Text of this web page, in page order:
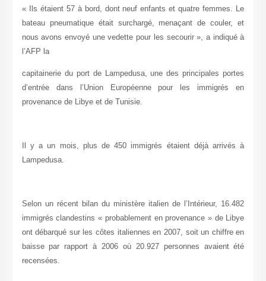
« Ils étaient 57 à bord, dont neuf enfants et quatre femmes. Le
bateau pneumatique était surchargé, menaçant de couler, et
nous avons envoyé une vedette pour les secourir », a indiqué à
l’AFP la
capitainerie du port de Lampedusa, une des principales portes
d’entrée dans l’Union Européenne pour les immigrés en
provenance de Libye et de Tunisie.
Il y a un mois, plus de 450 immigrés étaient déjà arrivés à
Lampedusa.
Selon un récent bilan du ministère italien de l’Intérieur, 16.482
immigrés clandestins « probablement en provenance » de Libye
ont débarqué sur les côtes italiennes en 2007, soit un chiffre en
baisse par rapport à 2006 où 20.927 personnes avaient été
recensées.